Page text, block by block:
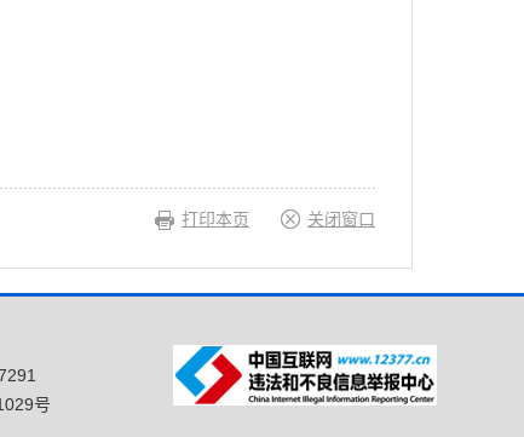
打印本页 关闭窗口
号